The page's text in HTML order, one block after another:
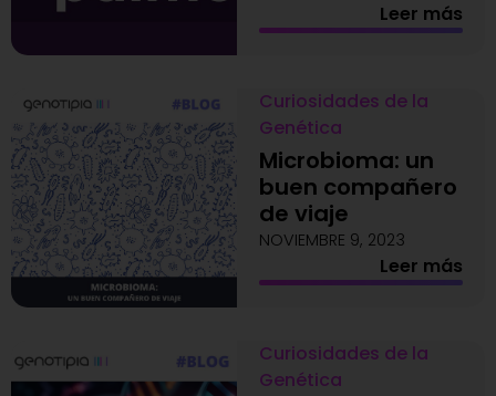
Leer más
Curiosidades de la
Genética
Microbioma: un
buen compañero
de viaje
NOVIEMBRE 9, 2023
Leer más
Curiosidades de la
Genética